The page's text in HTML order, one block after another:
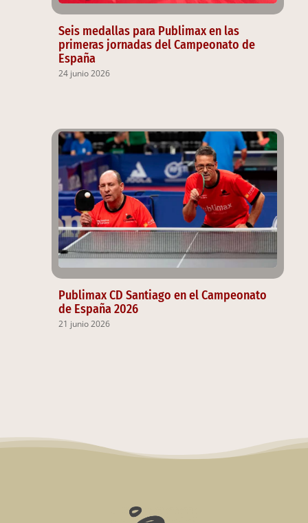
Seis medallas para Publimax en las
primeras jornadas del Campeonato de
España
24 junio 2026
Publimax CD Santiago en el Campeonato
de España 2026
21 junio 2026